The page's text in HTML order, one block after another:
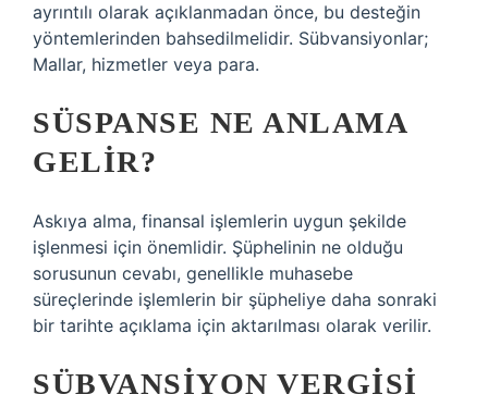
ayrıntılı olarak açıklanmadan önce, bu desteğin
yöntemlerinden bahsedilmelidir. Sübvansiyonlar;
Mallar, hizmetler veya para.
SÜSPANSE NE ANLAMA
GELIR?
Askıya alma, finansal işlemlerin uygun şekilde
işlenmesi için önemlidir. Şüphelinin ne olduğu
sorusunun cevabı, genellikle muhasebe
süreçlerinde işlemlerin bir şüpheliye daha sonraki
bir tarihte açıklama için aktarılması olarak verilir.
SÜBVANSIYON VERGISI